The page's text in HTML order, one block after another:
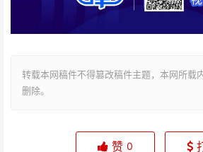
转载本网稿件不得篡改稿件主题，本网所载
删除。
赞 0